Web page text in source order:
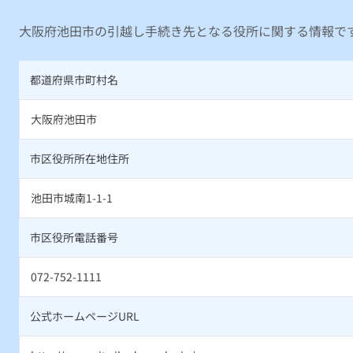
大阪府池田市の引越し手続き先となる役所に関する情報で
都道府県市町村名
大阪府池田市
市区役所所在地住所
池田市城南1-1-1
市区役所電話番号
072-752-1111
公式ホームページURL